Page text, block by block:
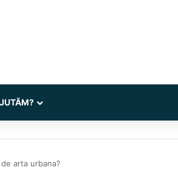
arta urbana?